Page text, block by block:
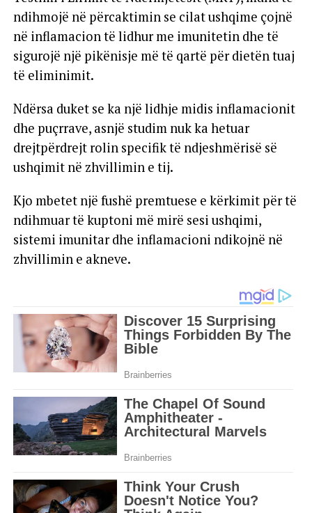
ndihmojë në përcaktimin se cilat ushqime çojnë
në inflamacion të lidhur me imunitetin dhe të
sigurojë një pikënisje më të qartë për dietën tuaj
të eliminimit.
Ndërsa duket se ka një lidhje midis inflamacionit
dhe puçrrave, asnjë studim nuk ka hetuar
drejtpërdrejt rolin specifik të ndjeshmërisë së
ushqimit në zhvillimin e tij.
Kjo mbetet një fushë premtuese e kërkimit për të
ndihmuar të kuptoni më mirë sesi ushqimi,
sistemi imunitar dhe inflamacioni ndikojnë në
zhvillimin e akneve.